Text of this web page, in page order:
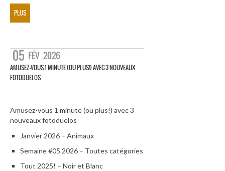
PLUS
05 FÉV 2026
AMUSEZ-VOUS 1 MINUTE (OU PLUS!) AVEC 3 NOUVEAUX
FOTODUELOS
Amusez-vous 1 minute (ou plus!) avec 3
nouveaux fotoduelos
Janvier 2026 – Animaux
Semaine #05 2026 – Toutes catégories
Tout 2025! – Noir et Blanc